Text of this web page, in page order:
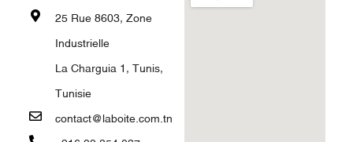
25 Rue 8603, Zone
Industrielle
La Charguia 1, Tunis,
Tunisie
contact@laboite.com.tn